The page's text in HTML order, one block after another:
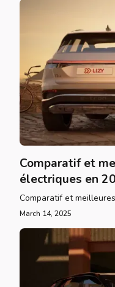
Comparatif et
électriques en
Comparatif et
March 14, 2025